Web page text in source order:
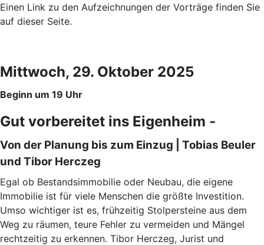
Einen Link zu den Aufzeichnungen der Vorträge finden Sie
auf dieser Seite.
Mittwoch, 29. Oktober 2025
Beginn um 19 Uhr
Gut vorbereitet ins Eigenheim -
Von der Planung bis zum Einzug | Tobias Beuler
und Tibor Herczeg
Egal ob Bestandsimmobilie oder Neubau, die eigene
Immobilie ist für viele Menschen die größte Investition.
Umso wichtiger ist es, frühzeitig Stolpersteine aus dem
Weg zu räumen, teure Fehler zu vermeiden und Mängel
rechtzeitig zu erkennen. Tibor Herczeg, Jurist und